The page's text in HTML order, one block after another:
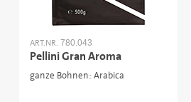
ART.NR. 780.043
Pellini Gran Aroma
ganze Bohnen: Arabica